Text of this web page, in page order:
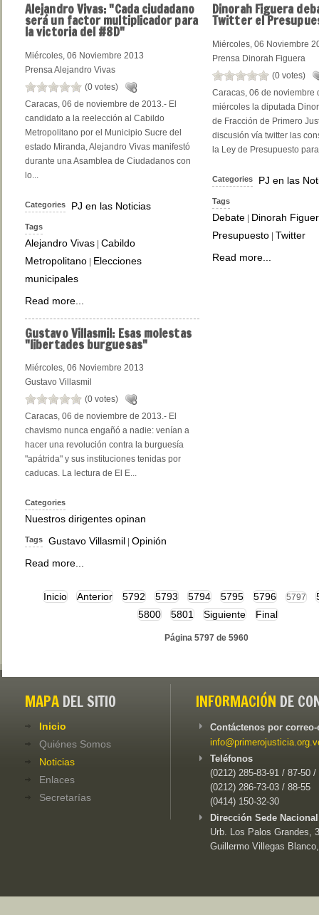
AlejandroVivas: "Cada ciudadano
será un factor multiplicador para
la victoria del #8D"
Miércoles, 06 Noviembre 2013
Prensa Alejandro Vivas
(0 votes)
Caracas, 06 de noviembre de 2013.- El
candidato a la reelección al Cabildo
Metropolitano por el Municipio Sucre del
estado Miranda, Alejandro Vivas manifestó
durante una Asamblea de Ciudadanos con
lo...
Categories PJ en las Noticias
Tags
Alejandro Vivas | Cabildo
Metropolitano | Elecciones
municipales
Read more...
DinorahFiguera
Twitter el
Miércoles, 06 Noviembre
Prensa Dinorah Figuera
(0 votes)
Caracas, 06 de noviembre
miércoles la diputada
de Fracción de Primero
discusión vía twitter las
la Ley de Presupuesto
Categories PJ en las
Tags
Debate | Dinorah
Presupuesto |Twitter
Read more...
GustavoVillasmil: Esas molestas
"libertades burguesas"
Miércoles, 06 Noviembre 2013
Gustavo Villasmil
(0 votes)
Caracas, 06 de noviembre de 2013.- El
chavismo nunca engañó a nadie: venían a
hacer una revolución contra la burguesía
"apátrida" y sus instituciones tenidas por
caducas. La lectura de El E...
Categories
Nuestros dirigentes opinan
Tags Gustavo Villasmil Opinión
Read more...
Inicio Anterior 5792 5793 5794 5795 5796 5797
5800
5801 Siguiente Final
Página 5797 de 5960
MAPA DEL SITIO
Inicio
Quiénes Somos
Noticias
Enlaces
Secretarías
INFORMACIÓN DE
Contáctenos por
Teléfonos
(0212) 285-83-91 / 87-50 /
(0212) 286-73-03 / 88-55
(0414) 150-32-30
Dirección Sede
Urb. Los Palos Grandes,
Guillermo Villegas